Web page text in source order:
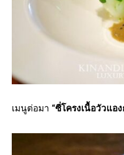
เมนูต่อมา “ซี่โครงเนื้อวัวแอ